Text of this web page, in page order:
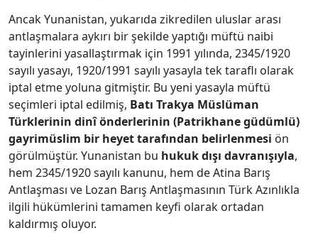
Ancak Yunanistan, yukarıda zikredilen uluslar arası
antlaşmalara aykırı bir şekilde yaptığı müftü naibi
tayinlerini yasallaştırmak için 1991 yılında, 2345/1920
sayılı yasayı, 1920/1991 sayılı yasayla tek taraflı olarak
iptal etme yoluna gitmiştir. Bu yeni yasayla müftü
seçimleri iptal edilmiş, Batı Trakya Müslüman
Türklerinin dinî önderlerinin (Patrikhane güdümlü)
gayrimüslim bir heyet tarafından belirlenmesi ön
görülmüştür. Yunanistan bu hukuk dışı davranışıyla,
hem 2345/1920 sayılı kanunu, hem de Atina Barış
Antlaşması ve Lozan Barış Antlaşmasının Türk Azınlıkla
ilgili hükümlerini tamamen keyfi olarak ortadan
kaldırmış oluyor.